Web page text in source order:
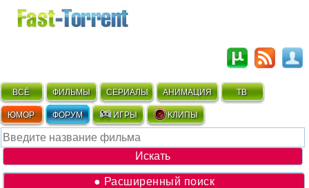
ВСЁ ФИЛЬМЫ СЕРИАЛЫ АНИМАЦИЯ ТВ
ЮМОР ФОРУМ ИГРЫ КЛИПЫ
● Расширенный поиск